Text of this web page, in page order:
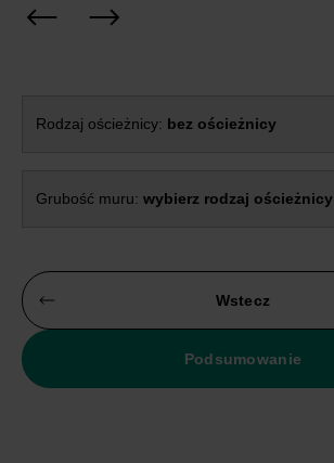
Rodzaj ościeżnicy: bez ościeżnicy
Grubość muru: wybierz rodzaj ościeżnicy
Wstecz
Podsumowanie